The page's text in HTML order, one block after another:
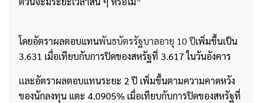
โดยอัตราผลตอบแทนพันธบัตรรัฐบาลอายุ 10 ปีเพิ่มขึ้นเป็น
3.631 เมื่อเทียบกับการปิดของสหรัฐที่ 3.617 ในวันอังคาร
เเละอัตราผลตอบแทนระยะ 2 ปี เพิ่มขึ้นตามความคาดหวัง
ของนักลงทุน แตะ 4.0905% เมื่อเทียบกับการปิดของสหรัฐที่